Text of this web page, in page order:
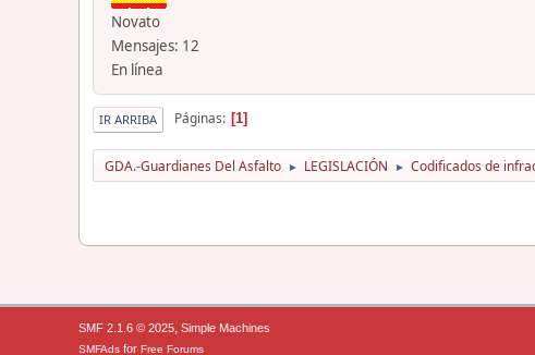
Novato
Mensajes: 12
En línea
IR ARRIBA Páginas 1
GDA.-Guardianes Del Asfalto ► LEGISLACIÓN ► Codificados de
SMF 2.1.6 © 2025, Simple Machines
SMFAds for Free Forums